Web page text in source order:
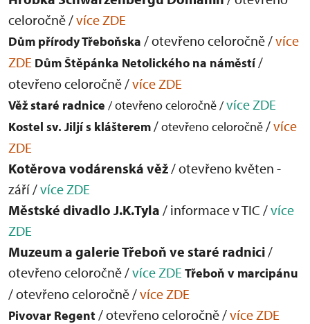
celoročně /více ZDE
Dům přírody Třeboňska / otevřeno celoročně /více
ZDE Dům Štěpánka Netolického na náměstí/
otevřeno celoročně /více ZDE
Věž staré radnice / otevřeno celoročně /více ZDE
Kostel sv. Jiljí s klášterem/otevřeno celoročně/více
ZDE
Kotěrova vodárenská věž/ otevřeno květen -
září /více ZDE
Městské divadlo J.K.Tyla / informace v TIC /více
ZDE
Muzeum a galerie Třeboň ve staré radnici/
otevřeno celoročně /více ZDE Třeboň v marcipánu
/ otevřeno celoročně /více ZDE
Pivovar Regent/ otevřeno celoročně /více ZDE